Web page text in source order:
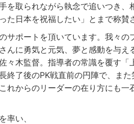
を取られながら執念で追いつき、
た日本を祝福したい」とまで称賛
サポートを頂いています。我々
んに勇気と元気、夢と感動を与え
々木監督。指導者の常識を覆す「
終了後のPK戦直前の円陣で、ま
れからのリーダーの在り方にも一
率い、